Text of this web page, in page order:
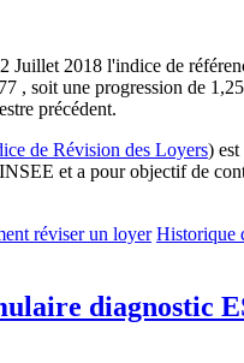
Juillet 2018 l'indice de
, soit une progression de
précédent.
de Révision des Loyers)
et a pour objectif de
réviser un loyer Historique
diagnostic